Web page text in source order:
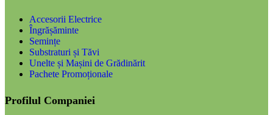
Accesorii Electrice
Îngrășăminte
Semințe
Substraturi și Tăvi
Unelte și Mașini de Grădinărit
Pachete Promoționale
Profilul Companiei